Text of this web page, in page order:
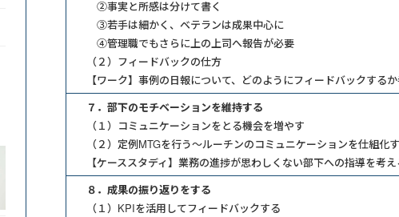
②事実と所感は分けて書く
③若手は細かく、ベテランは成果中心に
④管理職でもさらに上の上司へ報告が必要
（２）フィードバックの仕方
【ワーク】事例の日報について、どのようにフィードバックする
７．部下のモチベーションを維持する
（１）コミュニケーションをとる機会を増やす
（２）定例MTGを行う～ルーチンのコミュニケーションを仕組化
【ケーススタディ】業務の進捗が思わしくない部下への指導を考え
８．成果の振り返りをする
（１）KPIを活用してフィードバックする